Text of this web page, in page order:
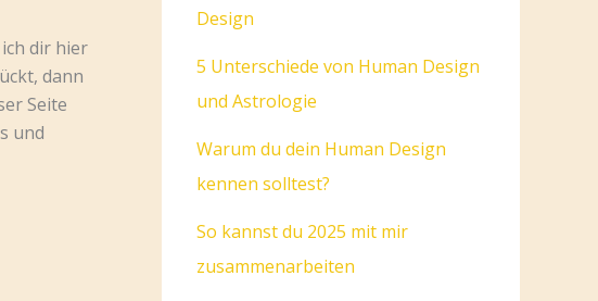
dir hier
dann
Seite
und
Design
5 Unterschiede von Human Design
und Astrologie
Warum du dein Human Design
kennen solltest?
So kannst du 2025 mit mir
zusammenarbeiten